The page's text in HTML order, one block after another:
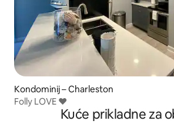
Kondominij – Charleston
Folly LOVE ❤️
Kuće prikladne za